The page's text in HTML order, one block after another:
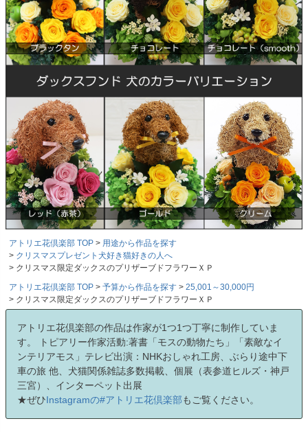
アトリエ花倶楽部 TOP
用途から作品を探す
クリスマスプレゼント犬好き猫好きの人へ
クリスマス限定ダックスのプリザーブドフラワーＸＰ
アトリエ花倶楽部 TOP
予算から作品を探す
25,001～30,000円
クリスマス限定ダックスのプリザーブドフラワーＸＰ
アトリエ花倶楽部の作品は作家が1つ1つ丁寧に制作していま
す。 トピアリー作家活動:著書「モスの動物たち」「素敵なイ
ンテリアモス」テレビ出演：NHKおしゃれ工房、ぶらり途中下
車の旅 他、犬猫関係雑誌多数掲載、個展（表参道ヒルズ・神戸
三宮）、インターペット出展
★ぜひInstagramの#アトリエ花倶楽部もご覧ください。